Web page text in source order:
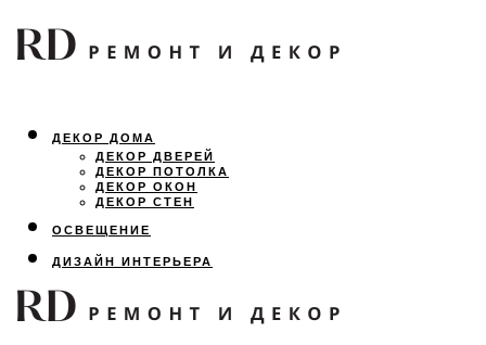
ДЕКОР ДОМА
ДЕКОР ДВЕРЕЙ
ДЕКОР ПОТОЛКА
ДЕКОР ОКОН
ДЕКОР СТЕН
ОСВЕЩЕНИЕ
ДИЗАЙН ИНТЕРЬЕРА
ЛАНДШАФТНЫЙ ДИЗАЙН
ВСЕ ПРО РЕМОНТ